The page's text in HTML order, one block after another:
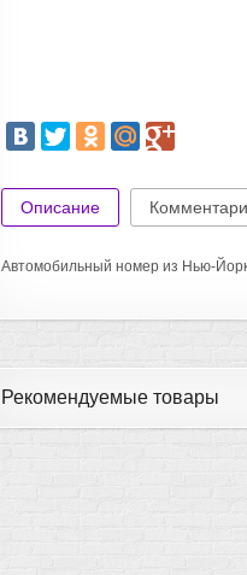
Описание
Автомобильный номер из Нью-
Рекомендуемые товары